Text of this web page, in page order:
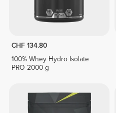
CHF 134.80
100% Whey Hydro Isolate
PRO 2000 g